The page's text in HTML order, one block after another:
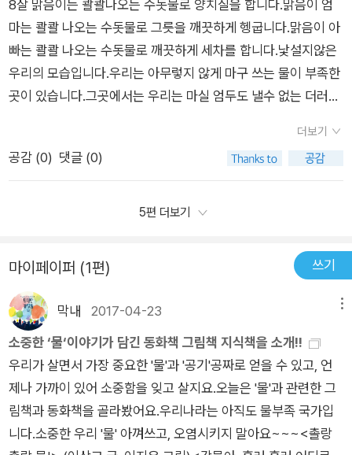
이 없어서, 파리가 얼굴에 알을 까고 앉아있어도 쫒을 힘이 없어
그냥 있는 다는 아이들.우리가 보내는 작은 돈이 그들에게는 한달
치 식사가 되고 온 가족이 사는 힘이 된다고 합니다.열 네살 어린
소녀가 자신의 집안의 전 재산의 반을 아프리카의 한 나라에 기부
생각도 다시 납니다.아직 그래도 세상은 살만합니다.진정한 삶의
가치를 추구하는 이들이 곳곳에 있기 때문입니다. 하지만, 이는
개개인이 다 이뤄낼 수 있는 일들은 아닐지 모릅니다.국가별로,
또 세계적으로 협력해야 보다 더 적극적인 결과들을 도출할 수 있
을 찾아야겠죠.우리네 아이들도 이제 알 것입니다.알았으니 이제
도울 수 있는 방법을 생각하고 고민하는 자세로 넘어가야겠죠.스
스로 아리안을, 또 아리안 같은 친구들을 도울 수 있는 방법을 찾
기를 기대해봅니다.또, 생활습관도 좀 변경되지 않을까 합니다.도
울 수 있는 부분은 도와야죠.초등 저학년 아이들이 보면 많은 도
움이 된다고 생각합니다.부모님들이 곁에서 조금의 조언과 팁을
주시면 아마 아이들의 생각의 깊이가 더 폭이 넓어지고 마음의 울
림도 많이 있으리라 생각되어요.
하게는 이웃들끼리도 생존을 위한 본능을 위해 싸우게 되고,살기
위한 몸부림인지도 모르는지요. 서로 상반되는 이미지와 이야기
전개, 물의 소중함을 일깨워주고, 그림을 통해 세상을 더불어 살
아가는 우리 아이들에게지구촌의 이야기, 물부족에 관한 이야기
은 분명했답니다.세계 인구의 5명 중 1명이 식수난으로 심각한게
우리 지구의 현실이며,내가 살고 있는 지구인으로 물을 얼마나 효
율적으로 사용하고 아껴쓰느냐가 중요한가를 알려주었답니다.매
년 우리의 농촌에서도 농사를 짓는데 차질이 생기고, 물부족으로
싶어요. 우리가 아낀 물한방울의 소중함, 이웃에겐 물 한방울로
인해, 생명의 원천이면서 고마움과 소중함을 일깨워줄 때가 아닌
가 싶었답니다.책에서 펼쳐보이지 못한 그림과 글로 꼭 한 번쯤
읽고 생각해봐야할 그림책이었답니다.
서 물의 소중함과 고마움을 망각하고 살고 있는 것 같아요.그러다
가끔 TV에서 나오는 아프리카의 물 부족 환경을 보기라도 하면
뜨끔~하는 마음이 들고...이 글을 쓴 작가도 그랬다고 합니다.TV
에서 메마른 아프리카의 물 부족 문제를 시청하다 주방에서 똑,
똑, 똑 물이 떨어지는 소리를 들었다구요..그리고는 물의 소중함
을 깨닫게 되었다고 말이예요... 아이와 저는 작가가 쓴 이 책을
보고 뜨끔~했고...깨닫게 되었습니다.TV가 주는 생생한 물 부족
적이 있었겠지..정말 저러면 안되겠구나..하는 마음이 절로 생겨
안과 함께 웅덩이가 있는 곳으로 물을 뜨러 갑니다.뙤약볕 아래 3
시간 넘게 걸어서 말이지요.이웃 마을 아이들과 물 때문에 다툼을
벌이고 겨우 얻은 물을 가져오며...그나마 더러운 웅덩이 물이라
도 있다는 것에 감사합니다.그리고 기린 다빠이의 오줌에도 감사
합니다.먹을 물도 모자라는 데 씻을 수는 더더욱 없겠지요. 기린
의 오줌에 몸을 식히고 씻어요. 물 부족 때문에 하루에 약 3,000
명의 아프리카 어린이들이 목숨을 잃고 있다고 합니다.갑자기 눈
시울이 뜨거워지고 가슴이 떨리네요....책 속 맑음이는 수도꼭지
를 잠그고..아리안이 사는 아프리카에 비가 내리게 해 달라고 기
8살 맑음이는 콸콸나오는 수돗물로 양치질을 합니다.맑음이 엄
마는 콸콸 나오는 수돗물로 그릇을 깨끗하게 헹굽니다.맑음이 아
빠는 콸콸 나오는 수돗물로 깨끗하게 세차를 합니다.낯설지않은
우리의 모습입니다.우리는 아무렇지 않게 마구 쓰는 물이 부족한
곳이 있습니다.그곳에서는 우리는 마실 엄두도 낼수 없는 더러운
점점 더러워지는 것 같아.그래도 이런 웅덩이라도 있는 것이 얼마
나 감사한지 몰라.-본문중에서 더러운 물을 먹고 병에 걸려 죽는
아이들과 물을 얻기위한 전쟁으로 죽어가는 사람들.물을 아끼기
위해 기린의 소변으로 더위를 식히는 모습은 너무나 충격이었습
하게 행동했던 것들에 대한 반성을 하게 합니다.물의 소중함과 지
구의 환경문제에 대해 생각해 볼 수 있는 그림책입니다.*세계 물
의 날 기념이벤트에 당첨되어 출판사로부터 책을 제공받아 작성
한 주관적인 글입니다.
더보기
공감 (0) 댓글 (0)
5편 더보기
마이페이퍼 (1편) 쓰기
막내 2017-04-23
소중한 ‘물‘이야기가 담긴 동화책 그림책 지식책을 소개!!
우리가 살면서 가장 중요한 '물'과 '공기'공짜로 얻을 수 있고, 언
제나 가까이 있어 소중함을 잊고 살지요.오늘은 '물'과 관련한 그
림책과 동화책을 골라봤어요.우리나라는 아직도 물부족 국가입
니다.소중한 우리 '물' 아껴쓰고, 오염시키지 말아요~~~<촐랑